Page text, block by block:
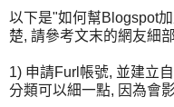
以下是"如何幫Blogspot
楚, 請參考文末的網友細
1) 申請Furl帳號, 並建立
分類可以細一點, 因為會